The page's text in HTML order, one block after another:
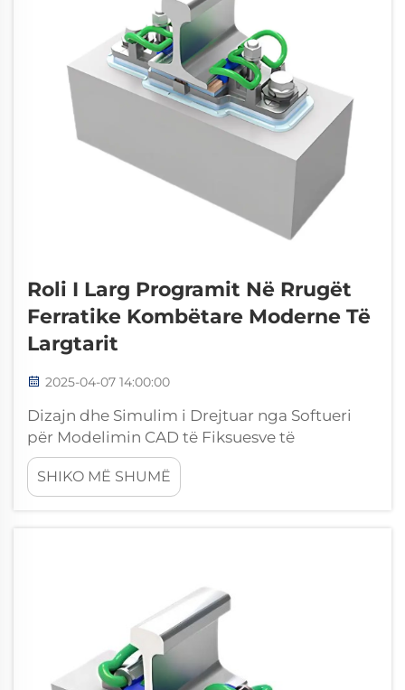
Roli I Larg Programit Në Rrugët
Ferratike Kombëtare Moderne Të
Largtarit
2025-04-07 14:00:00
Dizajn dhe Simulim i Drejtuar nga Softueri
për Modelimin CAD të Fiksuesve të
Hekurudhës Modelimi i saktë i fiksuesve të
hekurudhës ka bërë një ndryshim të madh në
punën e saktë për fiksuesit e hekurudhës.
SHIKO MË SHUMË